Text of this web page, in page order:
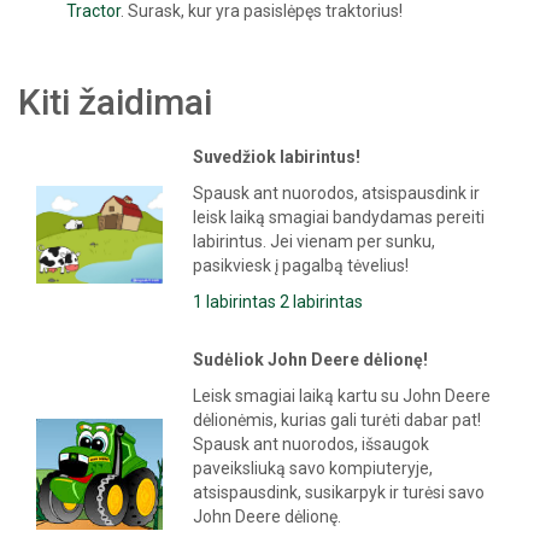
Tractor. Surask, kur yra pasislėpęs traktorius!
Kiti žaidimai
Suvedžiok labirintus!
Spausk ant nuorodos, atsispausdink ir
leisk laiką smagiai bandydamas pereiti
labirintus. Jei vienam per sunku,
pasikviesk į pagalbą tėvelius!
1 labirintas 2 labirintas
Sudėliok John Deere dėlionę!
Leisk smagiai laiką kartu su John Deere
dėlionėmis, kurias gali turėti dabar pat!
Spausk ant nuorodos, išsaugok
paveiksliuką savo kompiuteryje,
atsispausdink, susikarpyk ir turėsi savo
John Deere dėlionę.